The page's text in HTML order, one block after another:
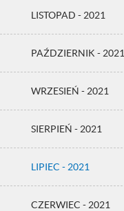
LISTOPAD - 2021
PAŹDZIERNIK - 2021
WRZESIEŃ - 2021
SIERPIEŃ - 2021
LIPIEC - 2021
CZERWIEC - 2021